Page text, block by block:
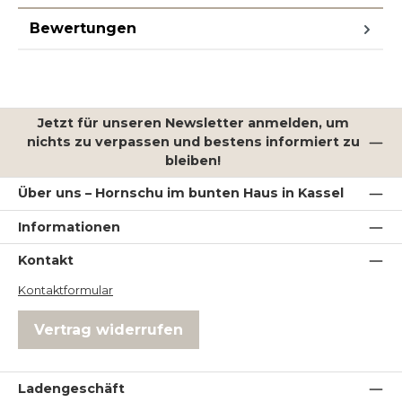
Bewertungen
Jetzt für unseren Newsletter anmelden, um
nichts zu verpassen und bestens informiert zu
bleiben!
Über uns – Hornschu im bunten Haus in Kassel
Informationen
Kontakt
Kontaktformular
Vertrag widerrufen
Ladengeschäft